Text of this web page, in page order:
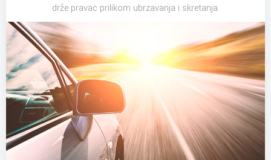
drže pravac prilikom ubrzavanja i skretanja.